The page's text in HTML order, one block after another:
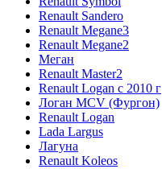
Renault Sandero
Renault Megane3
Renault Megane2
Меган
Renault Master2
Renault Logan c 2010 г
Логан МСV (Фургон)
Renault Logan
Lada Largus
Лагуна
Renault Koleos